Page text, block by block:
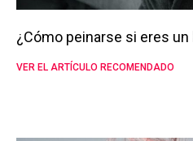
¿Cómo peinarse si eres
VER EL ARTÍCULO RECOMENDADO